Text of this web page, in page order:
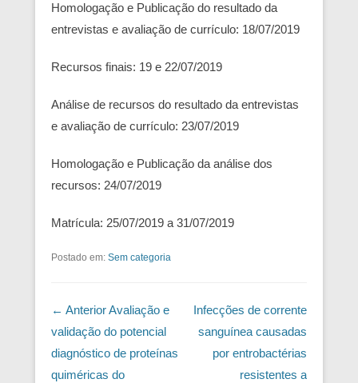
Homologação e Publicação do resultado da
entrevistas e avaliação de currículo: 18/07/2019
Recursos finais: 19 e 22/07/2019
Análise de recursos do resultado da entrevistas
e avaliação de currículo: 23/07/2019
Homologação e Publicação da análise dos
recursos: 24/07/2019
Matrícula: 25/07/2019 a 31/07/2019
Postado em: Sem categoria
Navegação das Postagens
← AnteriorAvaliação e
validação do potencial
diagnóstico de proteínas
quiméricas do
Infecções de corrente
sanguínea causadas
por entrobactérias
resistentes a